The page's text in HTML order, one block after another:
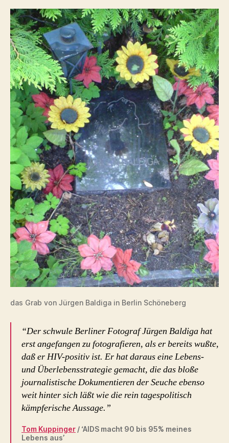
das Grab von Jürgen Baldiga in Berlin Schöneberg
“Der schwule Berliner Fotograf Jürgen Baldiga hat
erst angefangen zu fotografieren, als er bereits wußte,
daß er HIV-positiv ist. Er hat daraus eine Lebens-
und Überlebensstrategie gemacht, die das bloße
journalistische Dokumentieren der Seuche ebenso
weit hinter sich läßt wie die rein tagespolitisch
kämpferische Aussage.”
Tom Kuppinger / ‘AIDS macht 90 bis 95% meines
Lebens aus’